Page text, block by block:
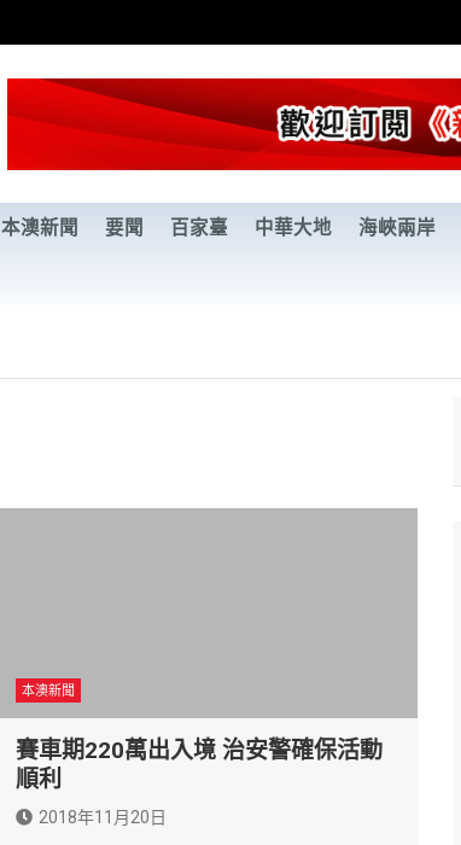
本澳新聞 要聞 百家臺 中華大地 海峽兩岸
本澳新聞
賽車期220萬出入境 治安警確保活動
順利
2018年11月20日